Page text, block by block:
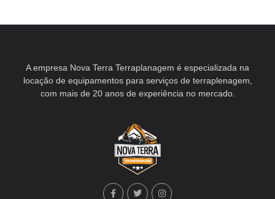
A empresa Nova Terra Terraplanagem é especializada na
locação de equipamentos para serviços de terraplenagem,
com mais de 20 anos de experiência no mercado.